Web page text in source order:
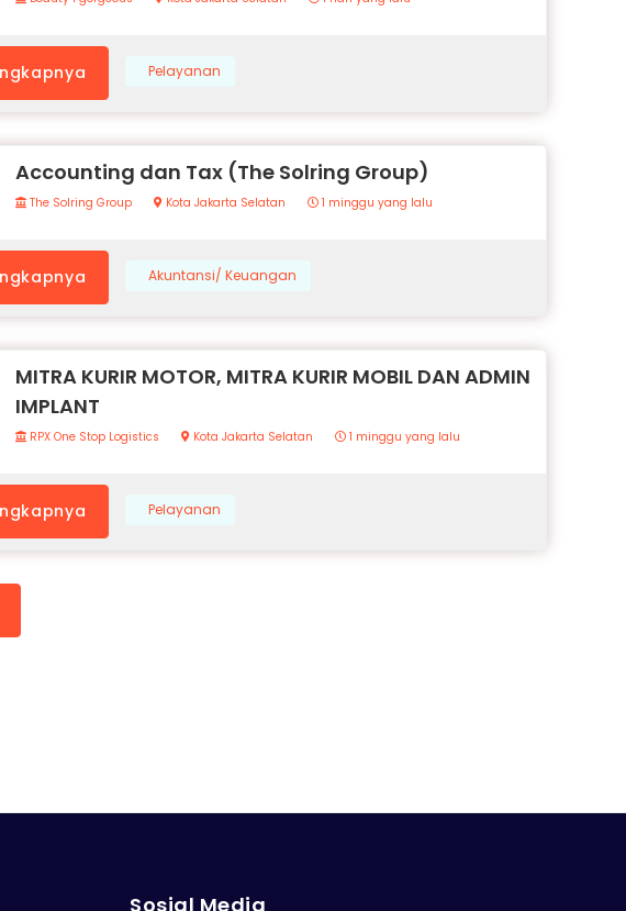
Pelayanan
Accounting dan Tax (The Solring Group)
The Solring Group Kota Jakarta Selatan 1 minggu yang lalu
Akuntansi/ Keuangan
MITRA KURIR MOTOR, MITRA KURIR MOBIL DAN ADMIN
IMPLANT
RPX One Stop Logistics Kota Jakarta Selatan 1 minggu yang lalu
Pelayanan
Sosial Media